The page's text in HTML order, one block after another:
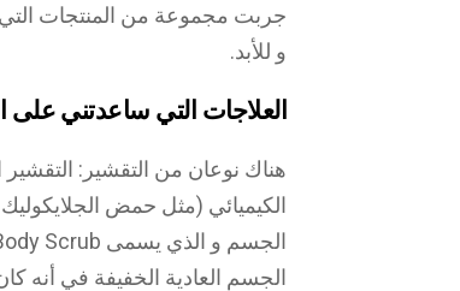
جربت مجموعة من المنتجات
و للأبد.
العلاجات التي ساعدتني
هناك نوعان من التقشير:
الكيميائي (مثل حمض
الجسم العادية الخفيفة في أنه